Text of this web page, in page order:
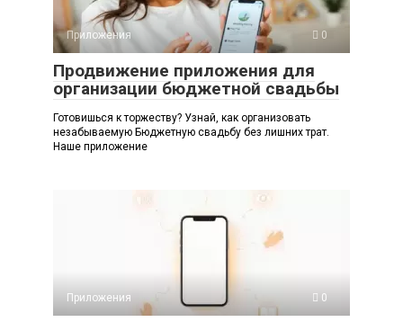
Приложения 0
Продвижение приложения для
организации бюджетной свадьбы
Готовишься к торжеству? Узнай, как организовать
незабываемую Бюджетную свадьбу без лишних трат.
Наше приложение
Приложения 0